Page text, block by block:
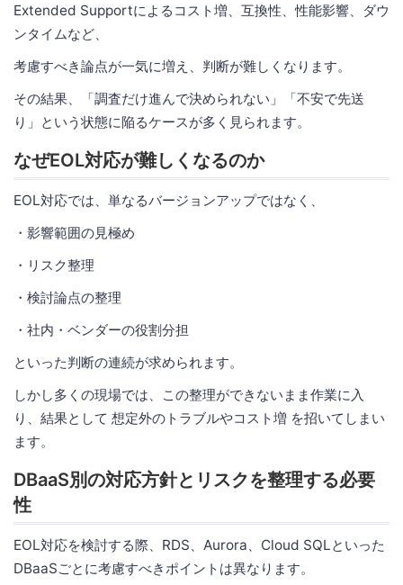
Extended Supportによるコスト増、互換性、性能影響、ダウ
ンタイムなど、
考慮すべき論点が一気に増え、判断が難しくなります。
その結果、「調査だけ進んで決められない」「不安で先送
り」という状態に陥るケースが多く見られます。
なぜEOL対応が難しくなるのか
EOL対応では、単なるバージョンアップではなく、
・影響範囲の見極め
・リスク整理
・検討論点の整理
・社内・ベンダーの役割分担
といった判断の連続が求められます。
しかし多くの現場では、この整理ができないまま作業に入
り、結果として 想定外のトラブルやコスト増 を招いてしまい
ます。
DBaaS別の対応方針とリスクを整理する必要
性
EOL対応を検討する際、RDS、Aurora、Cloud SQLといった
DBaaSごとに考慮すべきポイントは異なります。